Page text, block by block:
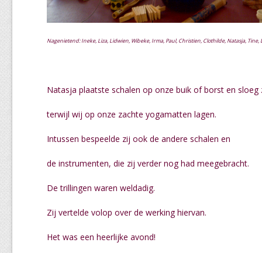
Nagenietend: Ineke, Liza, Lidwien, Wibeke, Irma, Paul, Christien, Clothilde, Natasja, Tine,
Natasja plaatste schalen op onze buik of borst en sloeg
terwijl wij op onze zachte yogamatten lagen.
Intussen bespeelde zij ook de andere schalen en
de instrumenten, die zij verder nog had meegebracht.
De trillingen waren weldadig.
Zij vertelde volop over de werking hiervan.
Het was een heerlijke avond!